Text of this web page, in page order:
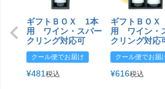
ギフトＢＯＸ 1本
用 ワイン・スパー
クリング対応可
クール便でお届け
¥481税込
ギフトＢＯ
用 ワイン・
クリング対応
クール便でお届
¥616税込